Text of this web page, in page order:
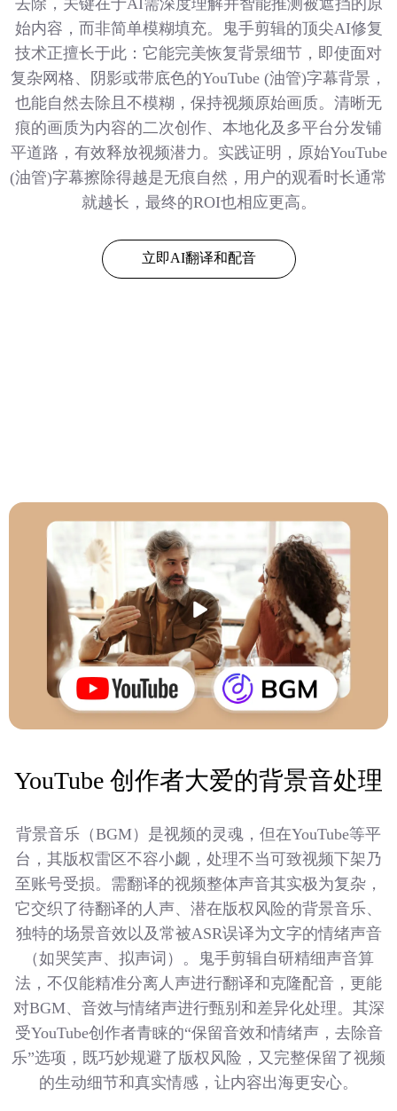
始内容，而非简单模糊填充。鬼手剪辑的顶尖AI修复
技术正擅长于此：它能完美恢复背景细节，即使面对
复杂网格、阴影或带底色的YouTube (油管)字幕背景，
也能自然去除且不模糊，保持视频原始画质。清晰无
痕的画质为内容的二次创作、本地化及多平台分发铺
平道路，有效释放视频潜力。实践证明，原始YouTube
(油管)字幕擦除得越是无痕自然，用户的观看时长通常
就越长，最终的ROI也相应更高。
立即AI翻译和配音
YouTube 创作者大爱的背景音处理
背景音乐（BGM）是视频的灵魂，但在YouTube等平
台，其版权雷区不容小觑，处理不当可致视频下架乃
至账号受损。需翻译的视频整体声音其实极为复杂，
它交织了待翻译的人声、潜在版权风险的背景音乐、
独特的场景音效以及常被ASR误译为文字的情绪声音
（如哭笑声、拟声词）。鬼手剪辑自研精细声音算
法，不仅能精准分离人声进行翻译和克隆配音，更能
对BGM、音效与情绪声进行甄别和差异化处理。其深
受YouTube创作者青睐的“保留音效和情绪声，去除音
乐”选项，既巧妙规避了版权风险，又完整保留了视频
的生动细节和真实情感，让内容出海更安心。